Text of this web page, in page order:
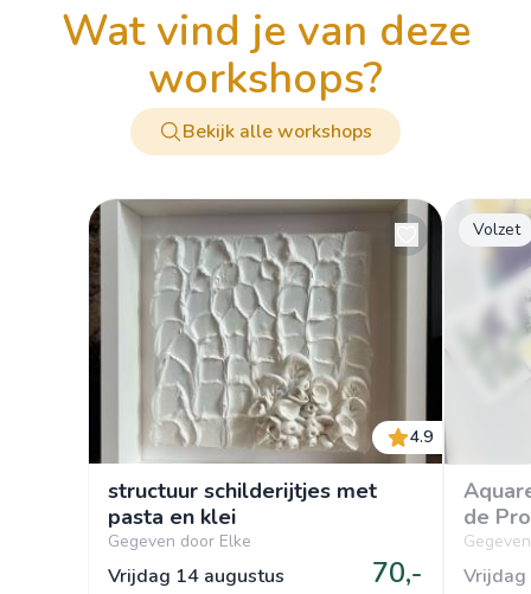
wat vind je van deze
workshops?
Bekijk alle workshops
4.9
structuur schilderijtjes met
pasta en klei
Gegeven door Elke
Vrijdag 14 augustus
70,-
Volzet
de
Vrijdag